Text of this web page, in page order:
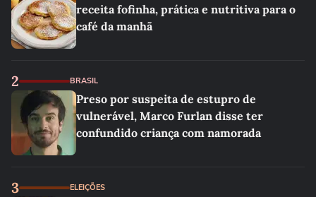
receita fofinha, prática e nutritiva para o
café da manhã
2 BRASIL
Preso por suspeita de estupro de
vulnerável, Marco Furlan disse ter
confundido criança com namorada
3 ELEIÇÕES